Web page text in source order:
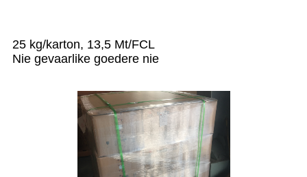
25 kg/karton, 13,5 Mt/FCL
Nie gevaarlike goedere nie